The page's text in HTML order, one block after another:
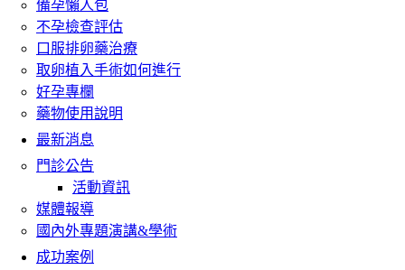
備孕懶人包
不孕檢查評估
口服排卵藥治療
取卵植入手術如何進行
好孕專欄
藥物使用說明
最新消息
門診公告
活動資訊
媒體報導
國內外專題演講&學術
成功案例